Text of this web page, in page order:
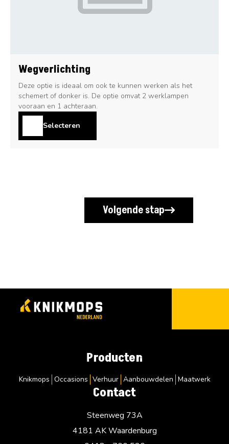
Wegverlichting
Deze optie is ideaal om ook te kunnen werken als het
schemert of donker is. De optie omvat 2 werklampen
vooraan en 1 achteraan.
Selecteren
Volgende stap
Producten
Knikmops Occasions Verhuur Aanbouwdelen Maatwerk
Contact
Steenweg 73A
4181 AK Waardenburg